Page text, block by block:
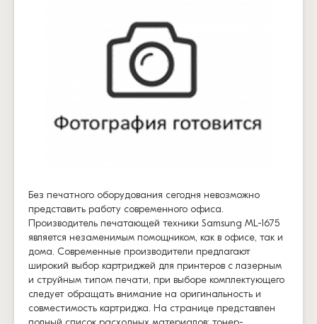
Без печатного оборудования сегодня невозможно
представить работу современного офиса.
Производитель печатающей техники Samsung ML-1675
является незаменимым помощником, как в офисе, так и
дома. Современные производители предлагают
широкий выбор картриджей для принтеров с лазерным
и струйным типом печати, при выборе комплектующего
следует обращать внимание на оригинальность и
совместимость картриджа. На странице представлен